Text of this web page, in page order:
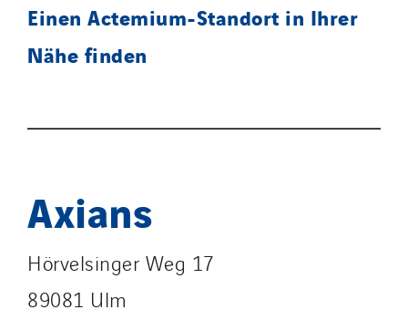
Einen Actemium-Standort in Ihrer
Nähe finden
Axians
Hörvelsinger Weg 17
89081 Ulm